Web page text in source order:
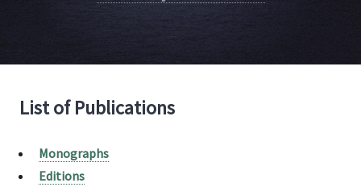
List of Publications
Monographs
Editions